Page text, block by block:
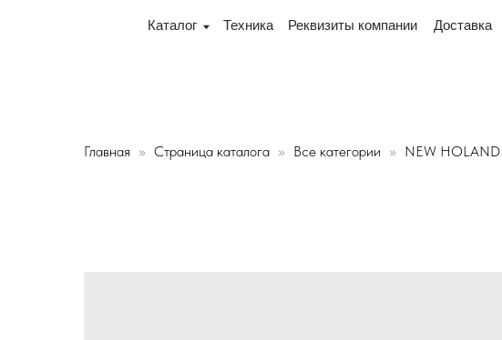
Каталог Техника Реквизиты компании Доставка Схемы
Промышленный 16, офис № 15 2-й этаж, склад рядом
Главная Страница каталога Все категории NEW HOLAND